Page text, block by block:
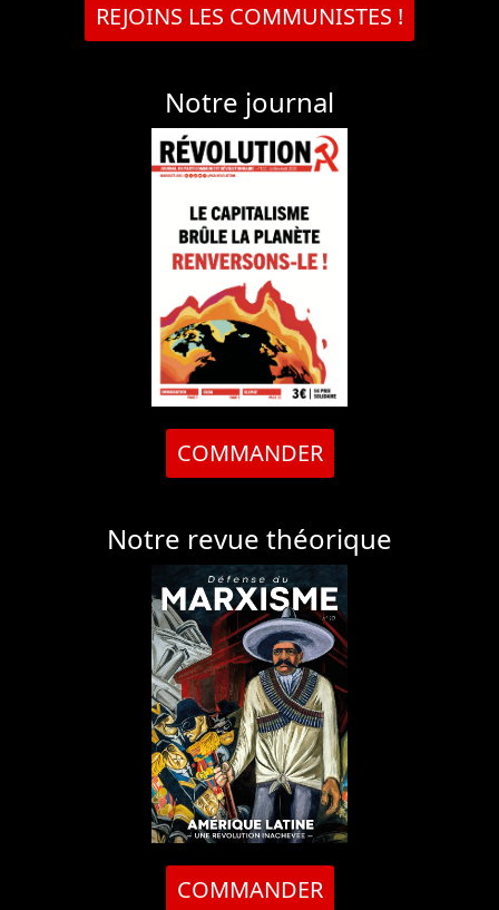
REJOINS LES COMMUNISTES !
Notre journal
COMMANDER
Notre revue théorique
COMMANDER